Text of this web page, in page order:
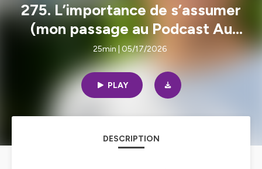
275. L’importance de s’assumer
(mon passage au Podcast Au
Parloir)
25min | 05/17/2026
PLAY
DESCRIPTION